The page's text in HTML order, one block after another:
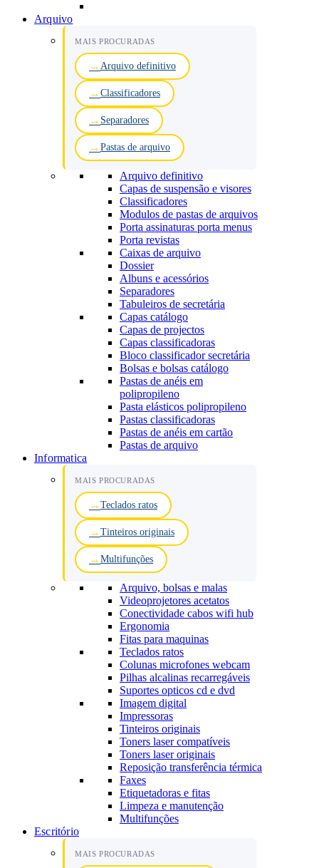
Arquivo
MAIS PROCURADAS
Arquivo definitivo
Classificadores
Separadores
Pastas de arquivo
Arquivo definitivo
Capas de suspensão e visores
Classificadores
Modulos de pastas de arquivos
Porta assinaturas porta menus
Porta revistas
Caixas de arquivo
Dossier
Albuns e acessórios
Separadores
Tabuleiros de secretária
Capas catálogo
Capas de projectos
Capas classificadoras
Bloco classificador secretária
Bolsas e bolsas catálogo
Pastas de anéis em
polipropileno
Pasta elásticos polipropileno
Pastas classificadoras
Pastas de anéis em cartão
Pastas de arquivo
Informatica
MAIS PROCURADAS
Teclados ratos
Tinteiros originais
Multifunções
Arquivo, bolsas e malas
Videoprojetores acetatos
Conectividade cabos wifi hub
Ergonomia
Fitas para maquinas
Teclados ratos
Colunas microfones webcam
Pilhas alcalinas recarregáveis
Suportes opticos cd e dvd
Imagem digital
Impressoras
Tinteiros originais
Toners laser compatíveis
Toners laser originais
Reposição transferência térmica
Faxes
Etiquetadoras e fitas
Limpeza e manutenção
Multifunções
Escritório
MAIS PROCURADAS